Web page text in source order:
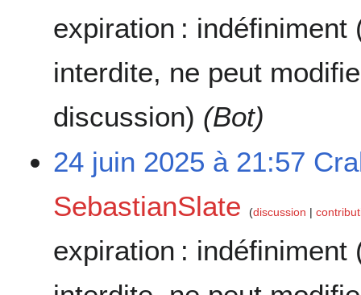
expiration : indéfiniment
interdite, ne peut
discussion) (Bot)
24 juin 2025 à 21:57
SebastianSlate
discussion
expiration : indéfiniment